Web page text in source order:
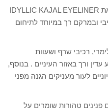
"ג'ייד" מותג האיפור והטיפוח מציג את IDYLLIC KAJAL EYELINER
ובמרקם רך במיוחד לתיחום
רכיבי שרף ושעוות
ורך באזור העיניים . בנוסף,
לעור מעניקים הגנה מפני
פנינים טהורות שומרים על